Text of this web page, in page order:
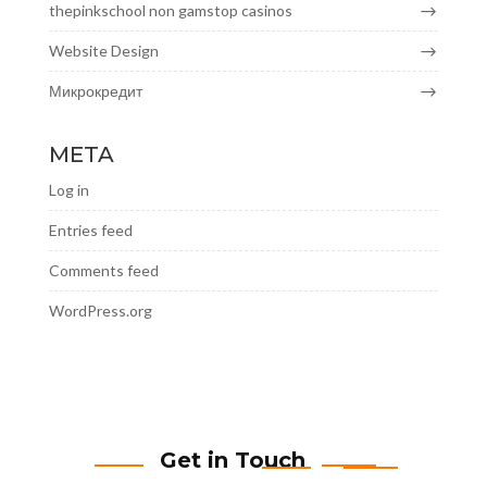
thepinkschool non gamstop casinos
Website Design
Микрокредит
META
Log in
Entries feed
Comments feed
WordPress.org
Get in Touch